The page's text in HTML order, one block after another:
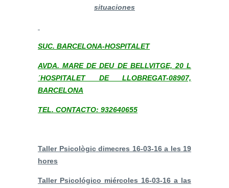
situaciones
SUC. BARCELONA-HOSPITALET
AVDA. MARE DE DEU DE BELLVITGE, 20 L
´HOSPITALET DE LLOBREGAT-08907,
BARCELONA
TEL. CONTACTO: 932640655
Taller Psicològicdimecres 16-03-16 a les 19
hores
Taller Psicológico miércoles ‎16-03-16 a las